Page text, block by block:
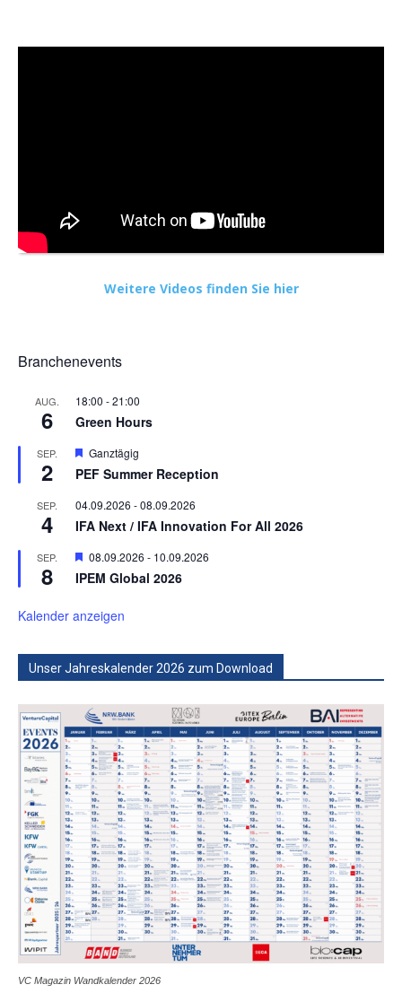
Weitere Videos finden Sie hier
Branchenevents
AUG.
6
18:00 -21:00
Green Hours
SEP.
2
Hervorgehoben
Ganztägig
PEF Summer Reception
SEP.
4
04.09.2026 -08.09.2026
IFA Next / IFA Innovation For All 2026
SEP.
8
Hervorgehoben
08.09.2026 - 10.09.2026
IPEM Global 2026
Kalender anzeigen
Unser Jahreskalender 2026 zum Download
VC Magazin Wandkalender 2026